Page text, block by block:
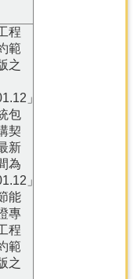
程
範
之
」
包
契
新
為
」
能
專
程
範
之